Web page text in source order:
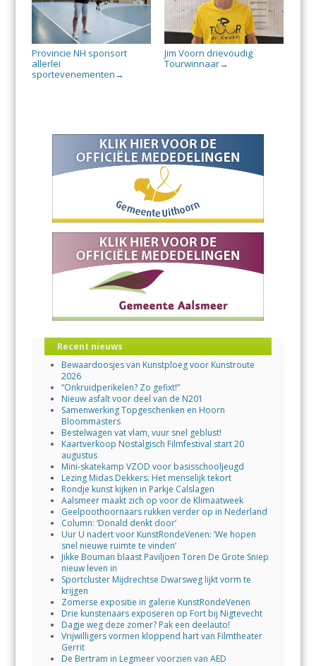
Provincie NH sponsort
allerlei
sportevenementen →
Jim Voorn drievoudig
Tourwinnaar→
Recent nieuws
Bewaardoosjes van Kunstploeg voor Kunstroute
2026
“Onkruidperikelen? Zo gefixt!”
Nieuw asfalt voor deel van de N201
Samenwerking Topgeschenken en Hoorn
Bloommasters
Bestelwagen vat vlam, vuur snel geblust!
Kaartverkoop Nostalgisch Filmfestival start 20
augustus
Mini-skatekamp VZOD voor basisschooljeugd
Lezing Midas Dekkers: Het menselijk tekort
Rondje kunst kijken in Parkje Calslagen
Aalsmeer maakt zich op voor de Klimaatweek
Geelpoothoornaars rukken verder op in Nederland
Column: ‘Donald denkt door’
Uur U nadert voor KunstRondeVenen: ‘We hopen
snel nieuwe ruimte te vinden’
Jikke Bouman blaast Paviljoen Toren De Grote Sniep
nieuw leven in
Sportcluster Mijdrechtse Dwarsweg lijkt vorm te
krijgen
Zomerse expositie in galerie KunstRondeVenen
Drie kunstenaars exposeren op Fort bij Nigtevecht
Dagje weg deze zomer? Pak een deelauto!
Vrijwilligers vormen kloppend hart van Filmtheater
Gerrit
De Bertram in Legmeer voorzien van AED